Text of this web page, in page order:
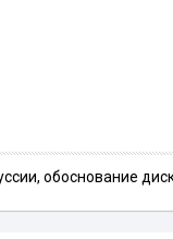
, обоснование